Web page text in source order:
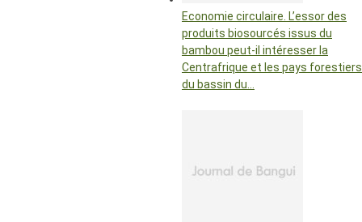
Economie circulaire. L’essor des
produits biosourcés issus du
bambou peut-il intéresser la
Centrafrique et les pays forestiers
du bassin du…